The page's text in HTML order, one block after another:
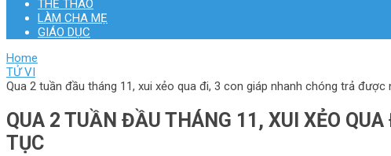
THỂ THAO
LÀM CHA MẸ
GIÁO DỤC
Home
TỬ VI
Qua 2 tuần đầu tháng 11, xui xẻo qua đi, 3 con giáp nhanh chóng trả
QUA 2 TUẦN ĐẦU THÁNG 11, XUI XẺO
TỤC